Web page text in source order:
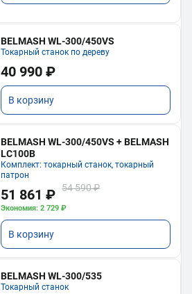
BELMASH WL-300/450VS
Токарный станок по дереву
40 990 ₽
В корзину
BELMASH WL-300/450VS + BELMASH
LC100B
Комплект: токарный станок, токарный
патрон
51 861 ₽ 54 590 ₽
Экономия: 2 729 ₽
В корзину
BELMASH WL-300/535
Токарный станок